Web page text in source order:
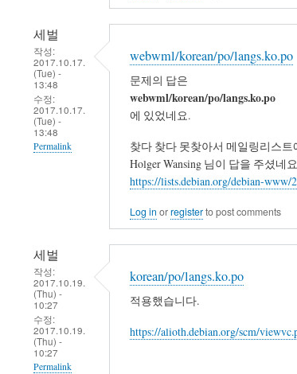
세벌
작성:
2017.10.17.
(Tue) -
13:48
수정:
2017.10.17.
(Tue) -
13:48
Permalink
webwml/korean/po/langs.ko.po
문제의 답은
webwml/korean/po/langs.ko.po
에 있었네요.
찾다 찾다 못찾아서 메일링리스트
Holger Wansing 님이 답을 주셨네
https://lists.debian.org/debian-www/
Log in orregisterto post comments
세벌
작성:
2017.10.19.
(Thu) -
10:27
수정:
2017.10.19.
(Thu) -
10:27
Permalink
korean/po/langs.ko.po
적용했습니다.
https://alioth.debian.org/scm/